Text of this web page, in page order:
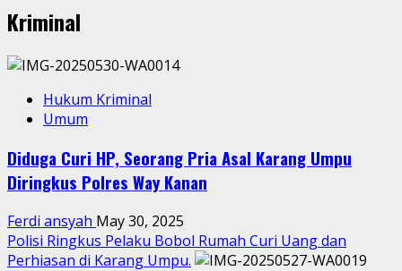
Kriminal
Hukum Kriminal
Umum
Diduga Curi HP, Seorang Pria Asal Karang Umpu
Diringkus Polres Way Kanan
Ferdi ansyah May 30, 2025
Polisi Ringkus Pelaku Bobol Rumah Curi Uang dan
Perhiasan di Karang Umpu.